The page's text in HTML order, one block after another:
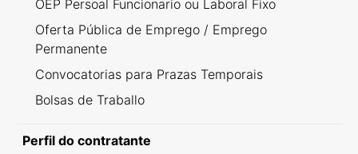
OEP Persoal Funcionario ou Laboral Fixo
Oferta Pública de Emprego / Emprego
Permanente
Convocatorias para Prazas Temporais
Bolsas de Traballo
Perfil do contratante